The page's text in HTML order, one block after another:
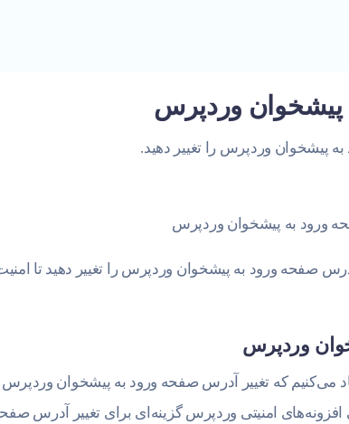
پیشخوان وردپرس
پیشخوان وردپرس را تغییر دهید.
ورود به پیشخوان وردپرس
صفحه ورود به پیشخوان وردپرس را تغییر دهید تا
وردپرس
می‌کنیم که تغییر آدرس صفحه ورود به پیشخوان وردپرس
افزونه‌های امنیتی وردپرس گزینه‌ای برای تغییر آدرس